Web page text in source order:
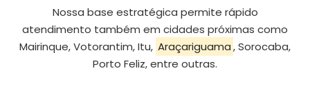
Nossa base estratégica permite rápido
atendimento também em cidades próximas como
Mairinque, Votorantim, Itu, Araçariguama, Sorocaba,
Porto Feliz, entre outras.